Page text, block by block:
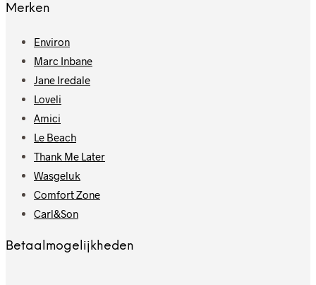
Merken
Environ
Marc Inbane
Jane Iredale
Loveli
Amici
Le Beach
Thank Me Later
Wasgeluk
Comfort Zone
Carl&Son
Betaalmogelijkheden